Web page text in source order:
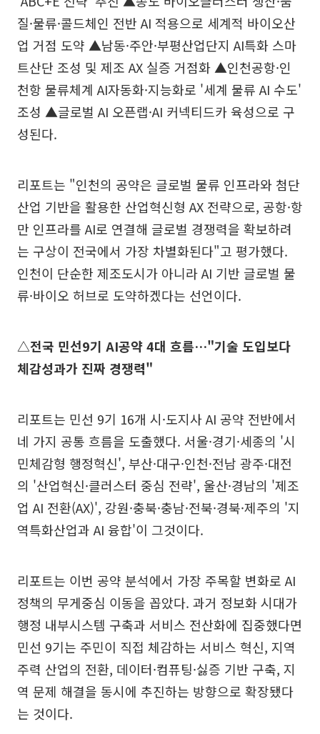
질·물류·콜드체인 전반 AI 적용으로 세계적 바이오산
업 거점 도약 ▲남동·주안·부평산업단지 AI특화 스마
트산단 조성 및 제조 AX 실증 거점화 ▲인천공항·인
천항 물류체계 AI자동화·지능화로 '세계 물류 AI 수도'
조성 ▲글로벌 AI 오픈랩·AI 커넥티드카 육성으로 구
성된다.
리포트는 "인천의 공약은 글로벌 물류 인프라와 첨단
산업 기반을 활용한 산업혁신형 AX 전략으로, 공항·항
만 인프라를 AI로 연결해 글로벌 경쟁력을 확보하려
는 구상이 전국에서 가장 차별화된다"고 평가했다.
인천이 단순한 제조도시가 아니라 AI 기반 글로벌 물
류·바이오 허브로 도약하겠다는 선언이다.
△전국 민선9기 AI공약 4대 흐름…"기술 도입보다
체감성과가 진짜 경쟁력"
리포트는 민선 9기 16개 시·도지사 AI 공약 전반에서
네 가지 공통 흐름을 도출했다. 서울·경기·세종의 '시
민체감형 행정혁신', 부산·대구·인천·전남 광주·대전
의 '산업혁신·클러스터 중심 전략', 울산·경남의 '제조
업 AI 전환(AX)', 강원·충북·충남·전북·경북·제주의 '지
역특화산업과 AI 융합'이 그것이다.
리포트는 이번 공약 분석에서 가장 주목할 변화로 AI
정책의 무게중심 이동을 꼽았다. 과거 정보화 시대가
행정 내부시스템 구축과 서비스 전산화에 집중했다면
민선 9기는 주민이 직접 체감하는 서비스 혁신, 지역
주력 산업의 전환, 데이터·컴퓨팅·싫증 기반 구축, 지
역 문제 해결을 동시에 추진하는 방향으로 확장됐다
는 것이다.